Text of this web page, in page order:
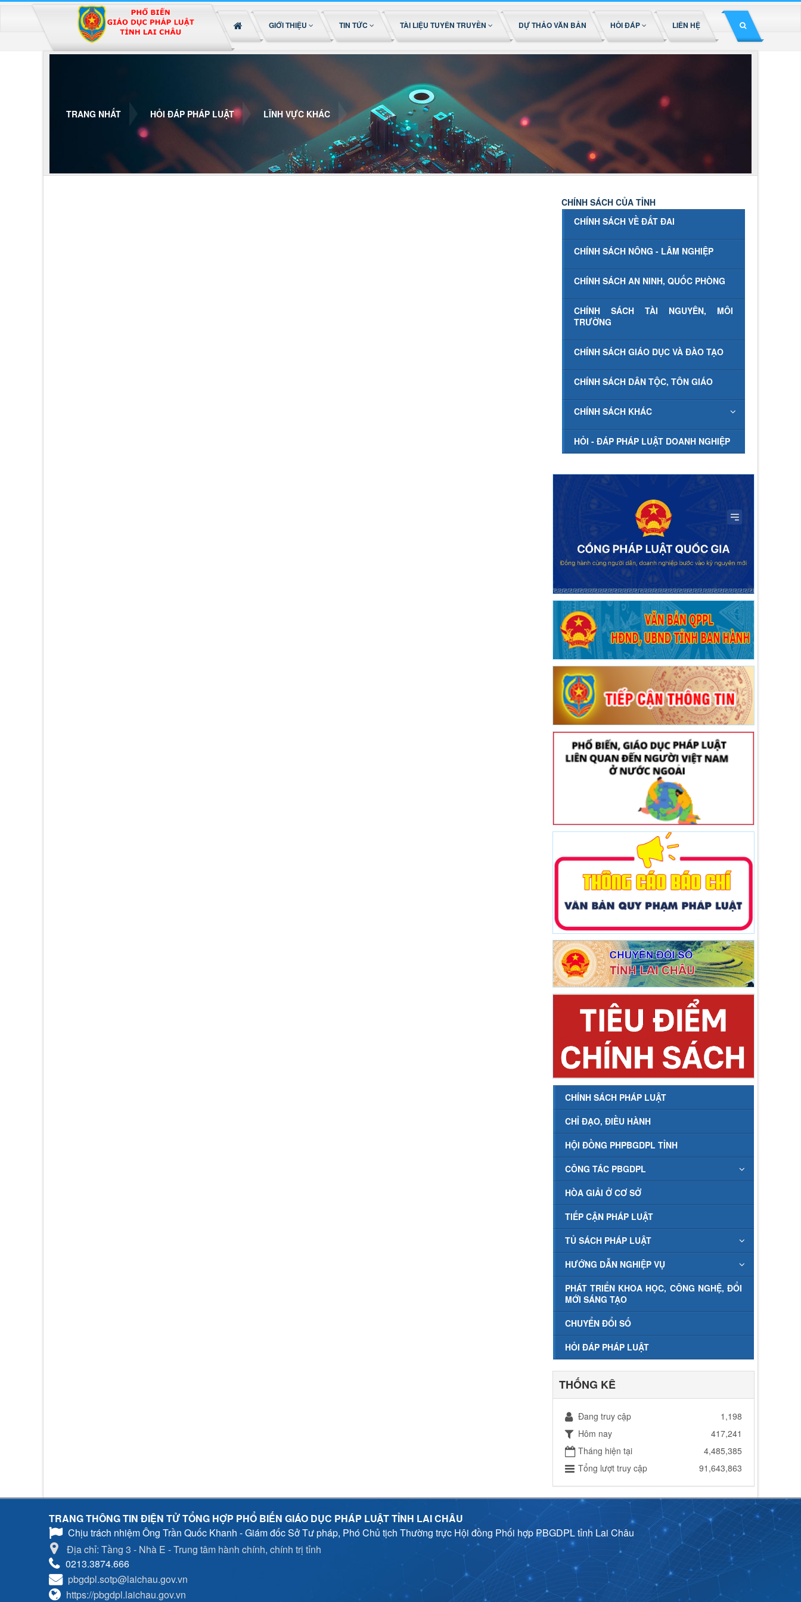
GIỚI THIỆU TIN TỨC TÀI LIỆU TUYÊN TRUYỀN DỰ THẢO VĂN BẢN HỎI ĐÁP LIÊN HỆ
TRANG NHẤT HỎI ĐÁP PHÁP LUẬT LĨNH VỰC KHÁC
CHÍNH SÁCH CỦA TỈNH
CHÍNH SÁCH VỀ ĐẤT ĐAI
CHÍNH SÁCH NÔNG - LÂM NGHIỆP
CHÍNH SÁCH AN NINH, QUỐC PHÒNG
CHÍNH SÁCH TÀI NGUYÊN, MÔI
TRƯỜNG
CHÍNH SÁCH GIÁO DỤC VÀ ĐÀO TẠO
CHÍNH SÁCH DÂN TỘC, TÔN GIÁO
CHÍNH SÁCH KHÁC
HỎI - ĐÁP PHÁP LUẬT DOANH NGHIỆP
CHÍNH SÁCH PHÁP LUẬT
CHỈ ĐẠO, ĐIỀU HÀNH
HỘI ĐỒNG PHPBGDPL TỈNH
CÔNG TÁC PBGDPL
HÒA GIẢI Ở CƠ SỞ
TIẾP CẬN PHÁP LUẬT
TỦ SÁCH PHÁP LUẬT
HƯỚNG DẪN NGHIỆP VỤ
PHÁT TRIỂN KHOA HỌC, CÔNG NGHỆ, ĐỔI
MỚI SÁNG TẠO
CHUYỂN ĐỔI SỐ
HỎI ĐÁP PHÁP LUẬT
THỐNG KÊ
Đang truy cập
1,198
Hôm nay
417,241
Tháng hiện tại
4,485,385
Tổng lượt truy cập
91,643,863
TRANG THÔNG TIN ĐIỆN TỬ TỔNG HỢP PHỔ BIẾN GIÁO DỤC PHÁP LUẬT TỈNH LAI CHÂU
Chịu trách nhiệmÔng Trần Quốc Khanh - Giám đốc Sở Tư pháp, Phó Chủ tịch Thường trực Hội đồng Phối hợp PBGDPL tỉnh Lai Châu
Địa chỉ: Tầng 3 - Nhà E - Trung tâm hành chính, chính trị tỉnh
0213.3874.666
pbgdpl.sotp@laichau.gov.vn
https://pbgdpl.laichau.gov.vn
Đã kết nối EMC